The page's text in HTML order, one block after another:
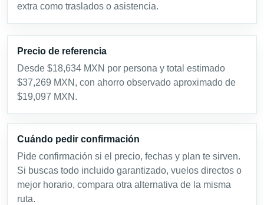
extra como traslados o asistencia.
Precio de referencia
Desde $18,634 MXN por persona y total estimado
$37,269 MXN, con ahorro observado aproximado de
$19,097 MXN.
Cuándo pedir confirmación
Pide confirmación si el precio, fechas y plan te sirven.
Si buscas todo incluido garantizado, vuelos directos o
mejor horario, compara otra alternativa de la misma
ruta.